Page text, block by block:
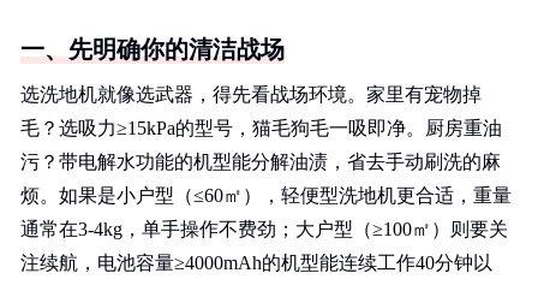
一、先明确你的清洁战场
选洗地机就像选武器，得先看战场环境。家里有宠物掉
毛？选吸力≥15kPa的型号，猫毛狗毛一吸即净。厨房重油
污？带电解水功能的机型能分解油渍，省去手动刷洗的麻
烦。如果是小户型（≤60㎡），轻便型洗地机更合适，重量
通常在3-4kg，单手操作不费劲；大户型（≥100㎡）则要关
注续航，电池容量≥4000mAh的机型能连续工作40分钟以